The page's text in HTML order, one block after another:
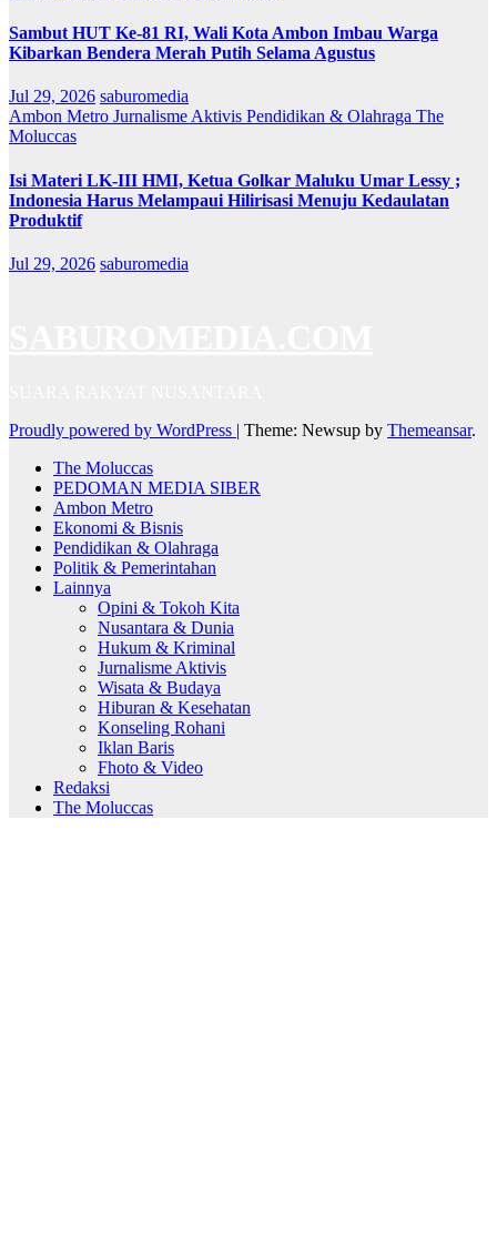
Sambut HUT Ke-81 RI, Wali Kota Ambon Imbau Warga
Kibarkan Bendera Merah Putih Selama Agustus
Jul 29, 2026 saburomedia
Ambon Metro Jurnalisme Aktivis Pendidikan & Olahraga The
Moluccas
Isi Materi LK-III HMI, Ketua Golkar Maluku Umar Lessy ;
Indonesia Harus Melampaui Hilirisasi Menuju Kedaulatan
Produktif
Jul 29, 2026 saburomedia
Proudly powered by WordPress | Theme: Newsup by Themeansar.
The Moluccas
PEDOMAN MEDIA SIBER
Ambon Metro
Ekonomi & Bisnis
Pendidikan & Olahraga
Politik & Pemerintahan
Lainnya
Opini & Tokoh Kita
Nusantara & Dunia
Hukum & Kriminal
Jurnalisme Aktivis
Wisata & Budaya
Hiburan & Kesehatan
Konseling Rohani
Iklan Baris
Fhoto & Video
Redaksi
The Moluccas